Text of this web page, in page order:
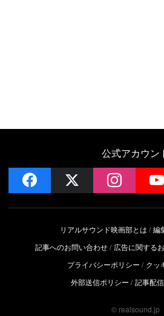
公式アカウン
facebook
リアルサウンド映画部とは
編
記事へのお問い合わせ
広告に関する
プライバシーポリシー
クッ
外部送信ポリシー
記事配
© realsound.jp